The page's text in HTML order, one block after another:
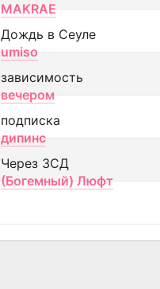
MAKRAE
Дождь в Сеуле
umiso
зависимость
вечером
подписка
дипинс
Через ЗСД
(Богемный) Люфт